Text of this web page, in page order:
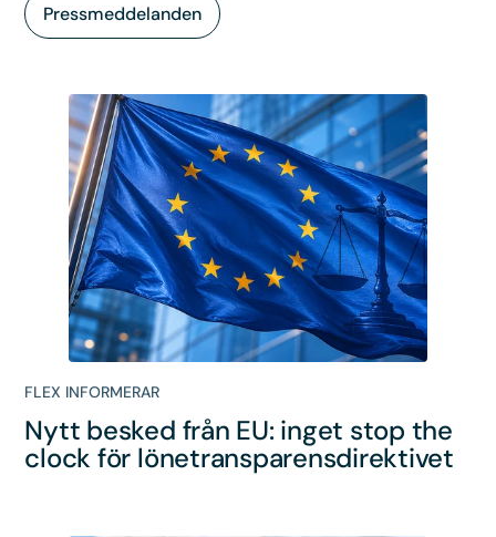
Pressmeddelanden
FLEX INFORMERAR
Nytt besked från EU: inget stop the
clock för lönetransparensdirektivet